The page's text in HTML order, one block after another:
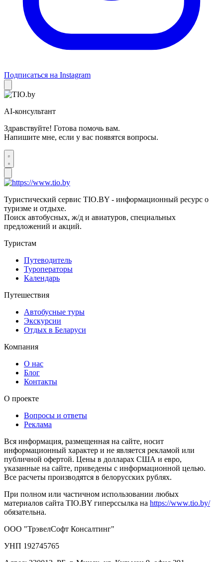
Подписаться на Instagram
AI-консультант
Здравствуйте! Готова помочь вам.
Напишите мне, если у вас появятся вопросы.
Туристический сервис TIO.BY - информационный ресурс о
туризме и отдыхе.
Поиск автобусных, ж/д и авиатуров, специальных
предложений и акций.
Туристам
Путеводитель
Туроператоры
Календарь
Путешествия
Автобусные туры
Экскурсии
Отдых в Беларуси
Компания
О нас
Блог
Контакты
О проекте
Вопросы и ответы
Реклама
Вся информация, размещенная на сайте, носит
информационный характер и не является рекламой или
публичной офертой. Цены в долларах США и евро,
указанные на сайте, приведены с информационной целью.
Все расчеты производятся в белорусских рублях.
При полном или частичном использовании любых
материалов сайта TIO.BY гиперссылка на https://www.tio.by/
обязательна.
ООО "ТрэвелСофт Консалтинг"
УНП 192745765